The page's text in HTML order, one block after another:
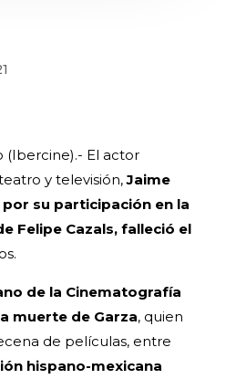
(Ibercine).- El actor
y televisión,Jaime
su participación en la
Felipe Cazals, falleció el
de la Cinematografía
muerte de Garza, quien
de películas, entre
hispano-mexicana